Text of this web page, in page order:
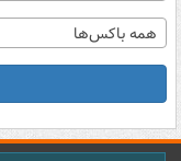
همه باکس‌ها